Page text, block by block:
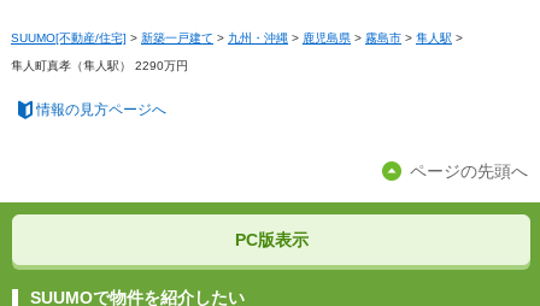
SUUMO[不動産/住宅] > 新築一戸建て > 九州・沖縄 > 鹿児島県 > 霧島市 > 隼人駅 >
隼人町真孝（隼人駅） 2290万円
情報の見方ページへ
ページの先頭へ
PC版表示
SUUMOで物件を紹介したい